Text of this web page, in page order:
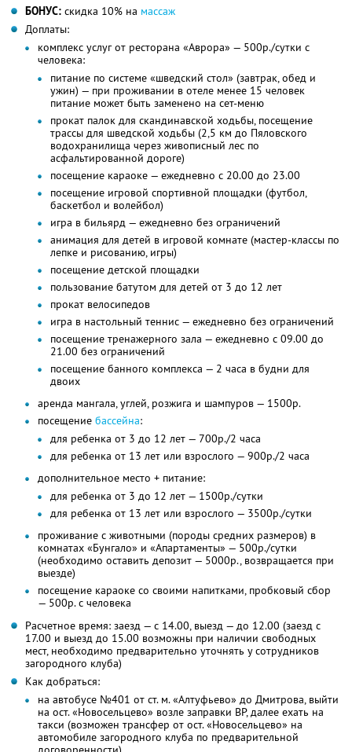
БОНУС: скидка 10% на массаж
Доплаты:
комплекс услуг от ресторана «Аврора» — 500р./сутки с
человека:
питание по системе «шведский стол» (завтрак, обед и
ужин) — при проживании в отеле менее 15 человек
питание может быть заменено на сет-меню
прокат палок для скандинавской ходьбы, посещение
трассы для шведской ходьбы (2,5 км до Пяловского
водохранилища через живописный лес по
асфальтированной дороге)
посещение караоке — ежедневно с 20.00 до 23.00
посещение игровой спортивной площадки (футбол,
баскетбол и волейбол)
игра в бильярд — ежедневно без ограничений
анимация для детей в игровой комнате (мастер-классы по
лепке и рисованию, игры)
посещение детской площадки
пользование батутом для детей от 3 до 12 лет
прокат велосипедов
игра в настольный теннис — ежедневно без ограничений
посещение тренажерного зала — ежедневно с 09.00 до
21.00 без ограничений
посещение банного комплекса — 2 часа в будни для
двоих
аренда мангала, углей, розжига и шампуров — 1500р.
посещение бассейна:
для ребенка от 3 до 12 лет — 700р./2 часа
для ребенка от 13 лет или взрослого — 900р./2 часа
дополнительное место + питание:
для ребенка от 3 до 12 лет — 1500р./сутки
для ребенка от 13 лет или взрослого — 3500р./сутки
проживание с животными (породы средних размеров) в
комнатах «Бунгало» и «Апартаменты» — 500р./сутки
(необходимо оставить депозит — 5000р., возвращается при
выезде)
посещение караоке со своими напитками, пробковый сбор
— 500р. с человека
Расчетное время: заезд — с 14.00, выезд — до 12.00 (заезд с
17.00 и выезд до 15.00 возможны при наличии свободных
мест, необходимо предварительно уточнять у сотрудников
загородного клуба)
Как добраться:
на автобусе №401 от ст. м. «Алтуфьево» до Дмитрова, выйти
на ост. «Новосельцево» возле заправки BP, далее ехать на
такси (возможен трансфер от ост. «Новосельцево» на
автомобиле загородного клуба по предварительной